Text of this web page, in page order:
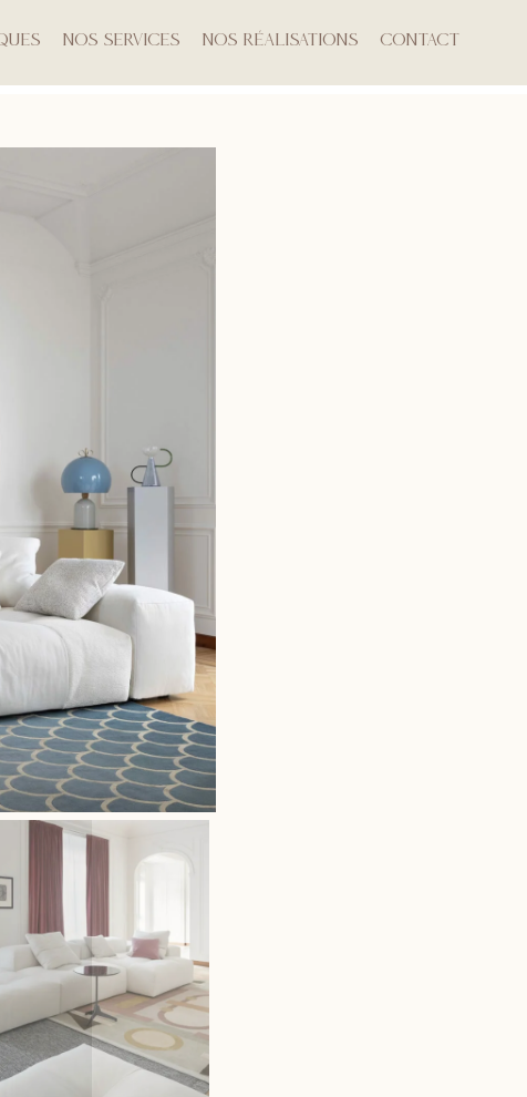
Nos Services Nos Réalisations Contact